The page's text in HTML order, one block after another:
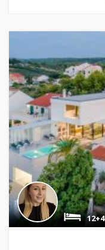
12+4